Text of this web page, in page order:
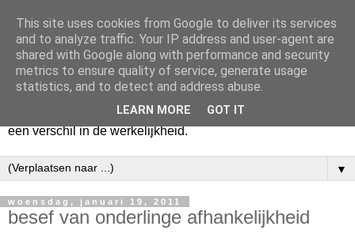
Harry
Hier vertel ik wat ik kwijt wil. Hier zeg ik wat ik gezegd wil
hebben. Voor mijzelf. Misschien voor jou. Zolang het mijn
hart lucht en mijn geest verheldert. En mogelijk maakt het
een verschil in de werkelijkheid.
▼
woensdag, januari 19, 2011
besef van onderlinge afhankelijkheid
This site uses cookies from Google to deliver its services
and to analyze traffic. Your IP address and user-agent are
shared with Google along with performance and security
metrics to ensure quality of service, generate usage
statistics, and to detect and address abuse.
LEARN MORE GOT IT